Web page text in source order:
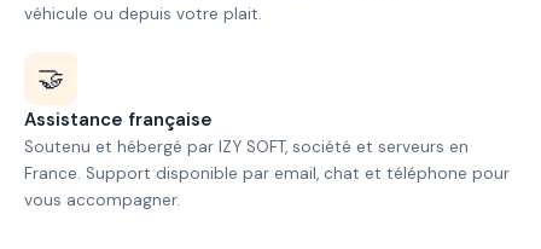
véhicule ou depuis votre plait.
🤝
Assistance française
Soutenu et hébergé par IZY SOFT, société et serveurs en
France. Support disponible par email, chat et téléphone pour
vous accompagner.